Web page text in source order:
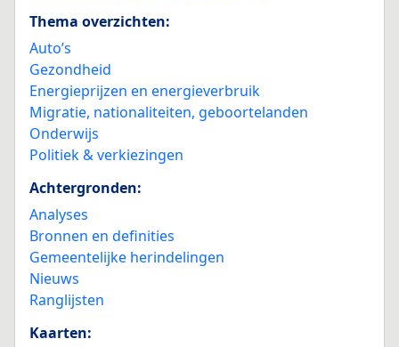
Thema overzichten:
Auto’s
Gezondheid
Energieprijzen en energieverbruik
Migratie, nationaliteiten, geboortelanden
Onderwijs
Politiek & verkiezingen
Achtergronden:
Analyses
Bronnen en definities
Gemeentelijke herindelingen
Nieuws
Ranglijsten
Kaarten: